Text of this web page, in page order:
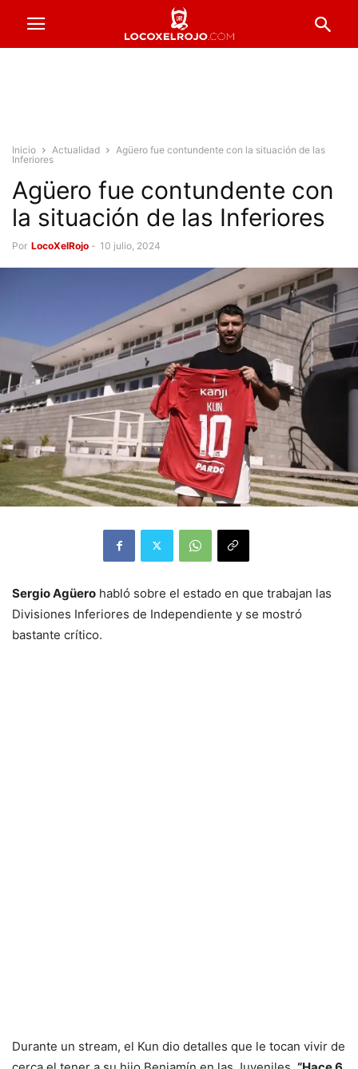
Inicio Actualidad
Agüero fue contundente con la situación de las
Inferiores
Agüero fue contundente con
la situación de las Inferiores
Por LocoXelRojo - 10 julio, 2024
Sergio Agüero habló sobre el estado en que trabajan las
Divisiones Inferiores de Independiente y se mostró
bastante crítico.
Durante un stream, el Kun dio detalles que le tocan vivir de